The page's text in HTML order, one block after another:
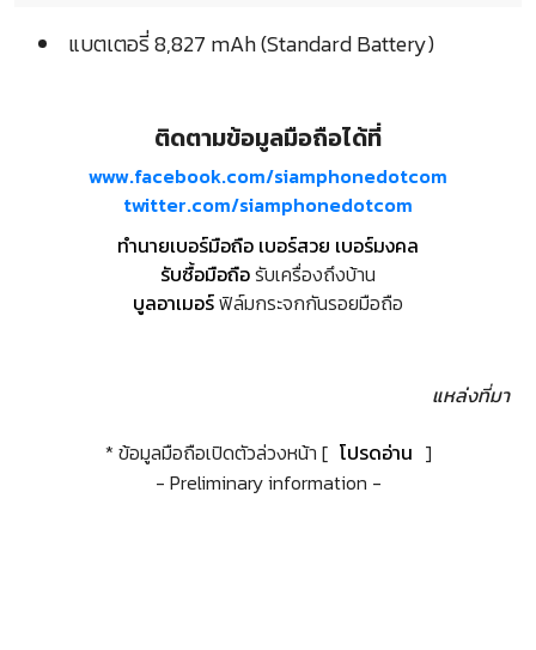
แบตเตอรี่ 8,827 mAh (Standard Battery)
ติดตามข้อมูลมือถือได้ที่
www.facebook.com/siamphonedotcom
twitter.com/siamphonedotcom
ทำนายเบอร์มือถือ เบอร์สวย เบอร์มงคล
รับซื้อมือถือรับเครื่องถึงบ้าน
บูลอาเมอร์ฟิล์มกระจกกันรอยมือถือ
แหล่งที่มา
* ข้อมูลมือถือเปิดตัวล่วงหน้า [ โปรดอ่าน ]
- Preliminary information -